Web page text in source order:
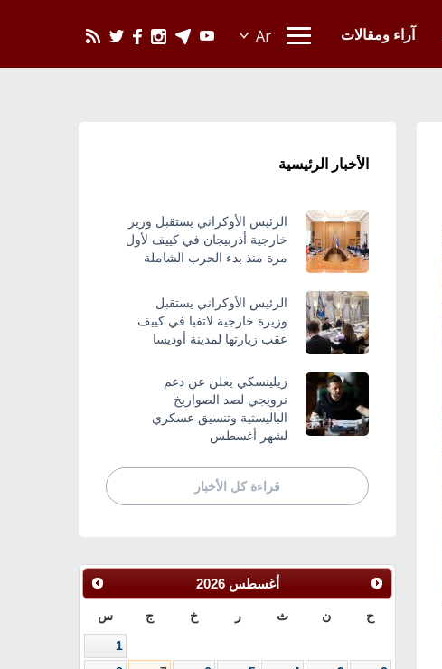
آراء ومقالات
الأخبار الرئيسية
الرئيس الأوكراني يستقبل وزير
خارجية أذربيجان في كييف لأول
مرة منذ بدء الحرب الشاملة
الرئيس الأوكراني يستقبل
وزيرة خارجية لاتفيا في كييف
عقب زيارتها لمدينة أوديسا
زيلينسكي يعلن عن دعم
نرويجي لصد الصواريخ
الباليستية وتنسيق عسكري
لشهر أغسطس
قراءة كل الأخبار
أغسطس 2026
ح ن ث ر خ ج س
1